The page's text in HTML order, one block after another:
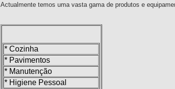
Actualmente temos uma vasta gama de produtos e
* Cozinha
* Pavimentos
* Manutenção
* Higiene Pessoal